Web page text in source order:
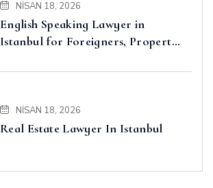
NISAN 18, 2026
English Speaking Lawyer in
Istanbul for Foreigners, Property,
NISAN 18, 2026
Real Estate Lawyer In Istanbul